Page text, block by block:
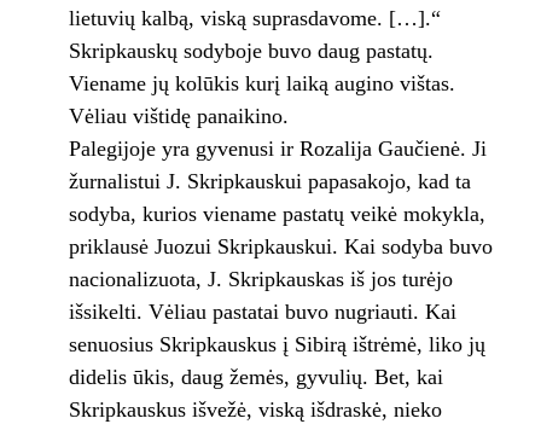
lietuvių kalbą, viską suprasdavome. […].“
Skripkauskų sodyboje buvo daug pastatų.
Viename jų kolūkis kurį laiką augino vištas.
Vėliau vištidę panaikino.
Palegijoje yra gyvenusi ir Rozalija Gaučienė. Ji
žurnalistui J. Skripkauskui papasakojo, kad ta
sodyba, kurios viename pastatų veikė mokykla,
priklausė Juozui Skripkauskui. Kai sodyba buvo
nacionalizuota, J. Skripkauskas iš jos turėjo
išsikelti. Vėliau pastatai buvo nugriauti. Kai
senuosius Skripkauskus į Sibirą ištrėmė, liko jų
didelis ūkis, daug žemės, gyvulių. Bet, kai
Skripkauskus išvežė, viską išdraskė, nieko